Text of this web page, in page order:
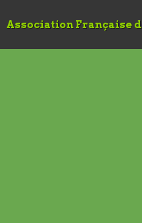
Association Française